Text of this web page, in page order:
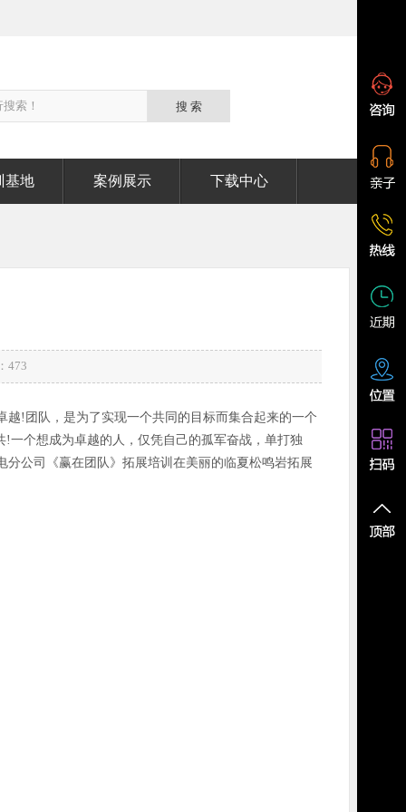
基地 案例展示 下载中心
473
!团队，是为了实现一个共同的目标而集合起来的一个
一个想成为卓越的人，仅凭自己的孤军奋战，单打独
分公司《赢在团队》拓展培训在美丽的临夏松鸣岩拓展